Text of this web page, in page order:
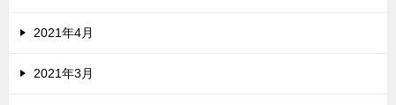
2021年4月
2021年3月